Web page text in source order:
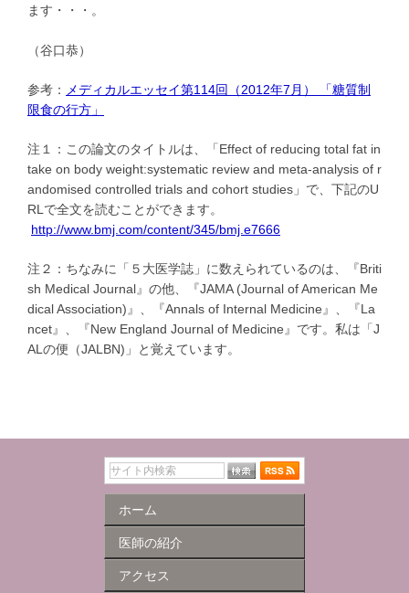
ます・・・。
（谷口恭）
参考：
メディカルエッセイ第114回（2012年7月） 「糖質制
限食の行方」
注１：この論文のタイトルは、「Effect of reducing total fat in
take on body weight:systematic review and meta-analysis of r
andomised controlled trials and cohort studies」で、下記のU
RLで全文を読むことができます。
http://www.bmj.com/content/345/bmj.e7666
注２：ちなみに「５大医学誌」に数えられているのは、『Briti
sh Medical Journal』の他、『JAMA (Journal of American Me
dical Association)』、『Annals of Internal Medicine』、『La
ncet』、『New England Journal of Medicine』です。私は「J
ALの便（JALBN)」と覚えています。
ホーム
医師の紹介
アクセス